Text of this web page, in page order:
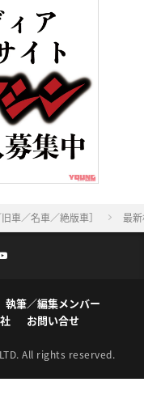
車／名車／絶版車］ 最
執筆／編集メンバー
お問い合せ
All rights reserved.